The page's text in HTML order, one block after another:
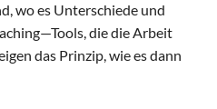
wo es Unterschiede und
die die Arbeit
das Prinzip, wie es dann